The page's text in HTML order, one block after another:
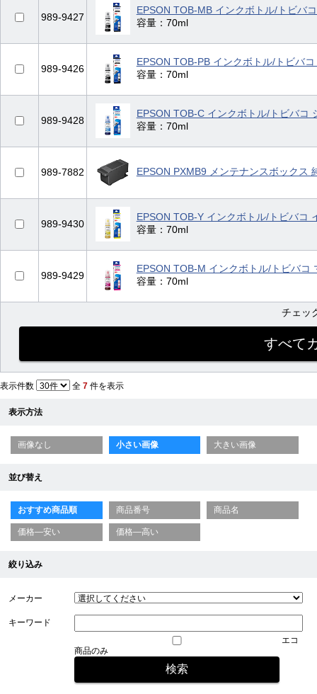
989-9427
EPSON TOB-MB インクボトル/トビバ
容量：70ml
989-9426
EPSON TOB-PB インクボトル/トビバ
容量：70ml
989-9428
EPSON TOB-C インクボトル/トビバコ
容量：70ml
989-7882 EPSON PXMB9 メンテナンスボックス
989-9430
EPSON TOB-Y インクボトル/トビバコ
容量：70ml
989-9429
EPSON TOB-M インクボトル/トビバコ
容量：70ml
チェッ
表示件数 全 7 件を表示
表示方法
画像なし 小さい画像 大きい画像
並び替え
おすすめ商品順 商品番号 商品名
価格—安い 価格—高い
絞り込み
メーカー
キーワード
エコ
商品のみ